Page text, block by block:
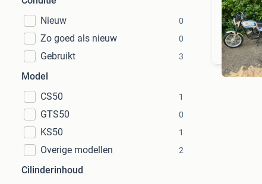
Nieuw
0
Zo goed als nieuw 0
Gebruikt 3
Model
CS50
1
GTS50 0
KS50 1
Overige modellen 2
Cilinderinhoud